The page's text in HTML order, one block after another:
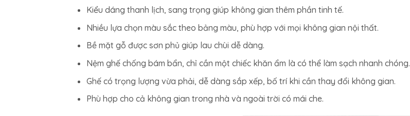
Kiểu dáng thanh lịch, sang trọng giúp không gian thêm phần tinh tế.
Nhiều lựa chọn màu sắc theo bảng màu, phù hợp với mọi không gian nội thất.
Bề mặt gỗ được sơn phủ giúp lau chùi dễ dàng.
Nệm ghế chống bám bẩn, chỉ cần một chiếc khăn ẩm là có thể làm sạch nhanh chóng.
Ghế có trọng lượng vừa phải, dễ dàng sắp xếp, bố trí khi cần thay đổi không gian.
Phù hợp cho cả không gian trong nhà và ngoài trời có mái che.